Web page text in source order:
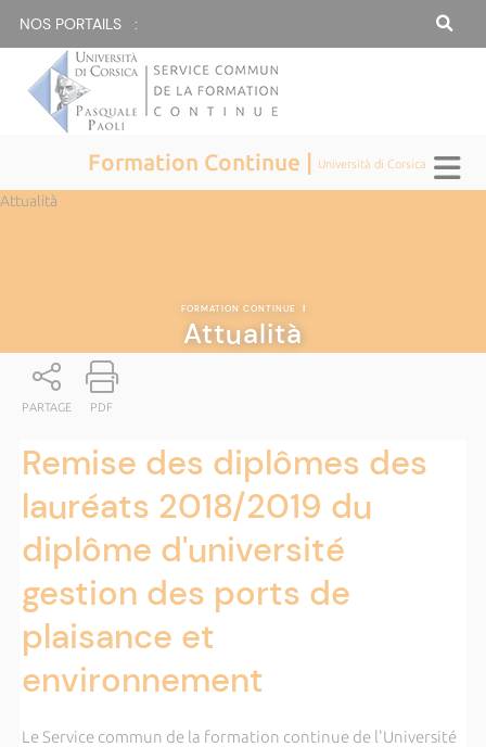
NOS PORTAILS :
Formation Continue | Università di Corsica
Attualità
FORMATION CONTINUE |
Attualità
PARTAGE PDF
Remise des diplômes des
lauréats 2018/2019 du
diplôme d'université
gestion des ports de
plaisance et
environnement
Le Service commun de la formation continue de l'Université